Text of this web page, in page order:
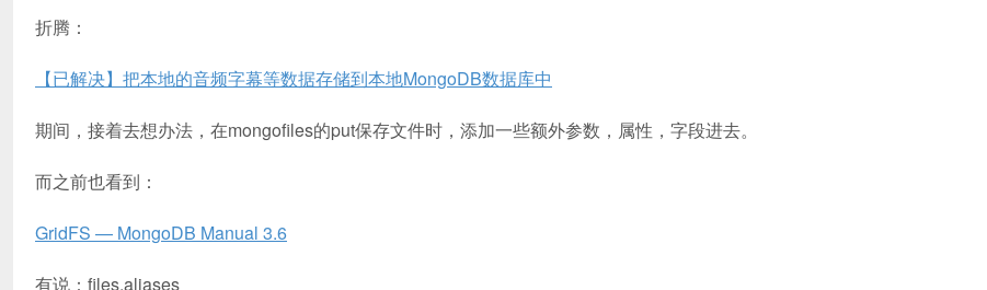
折腾：
【已解决】把本地的音频字幕等数据存储到本地MongoDB数据库中
期间，接着去想办法，在mongofiles的put保存文件时，添加一些额外参数，属性，字段进去。
而之前也看到：
GridFS — MongoDB Manual 3.6
有说：files.aliases